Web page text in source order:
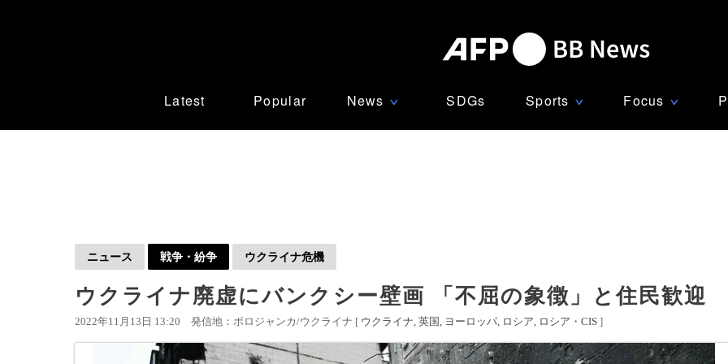
Latest Popular News ∨ SDGs Sports ∨ Focus ∨
ニュース 戦争・紛争 ウクライナ危機
ウクライナ廃虚にバンクシー壁画 「不屈の象徴」と住民歓迎
2022年11月13日 13:20 発信地：ボロジャンカ/ウクライナ [ ウクライナ 英国 ヨーロッパ ロシア ロシア・CIS ]